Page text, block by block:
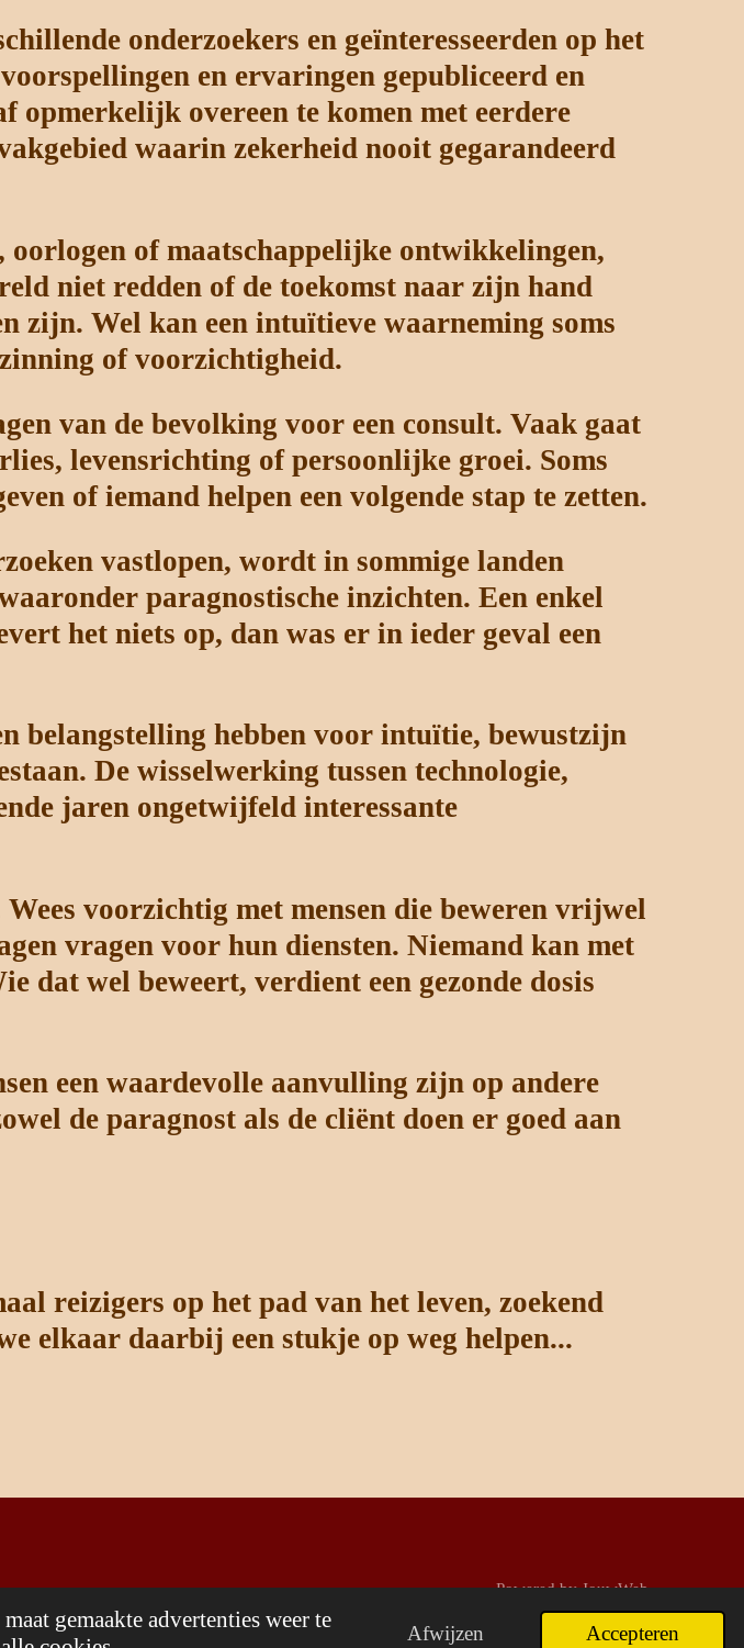
gemaakte advertenties weer te
Afwijzen Accepteren
onderzoekers en geïnteresseerden op het
en ervaringen gepubliceerd en
opmerkelijk overeen te komen met eerdere
waarin zekerheid nooit gegarandeerd
oorlogen of maatschappelijke ontwikkelingen,
niet redden of de toekomst naar zijn hand
zijn. Wel kan een intuïtieve waarneming soms
of voorzichtigheid.
van de bevolking voor een consult. Vaak gaat
levensrichting of persoonlijke groei. Soms
of iemand helpen een volgende stap te zetten.
vastlopen, wordt in sommige landen
paragnostische inzichten. Een enkel
het niets op, dan was er in ieder geval een
belangstelling hebben voor intuïtie, bewustzijn
De wisselwerking tussen technologie,
jaren ongetwijfeld interessante
voorzichtig met mensen die beweren vrijwel
vragen voor hun diensten. Niemand kan met
dat wel beweert, verdient een gezonde dosis
een waardevolle aanvulling zijn op andere
de paragnost als de cliënt doen er goed aan
reizigers op het pad van het leven, zoekend
elkaar daarbij een stukje op weg helpen...
Powered byJouwWeb